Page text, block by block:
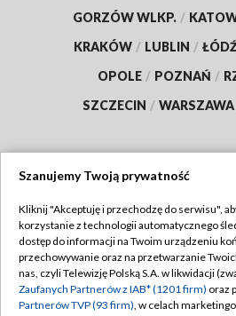
GORZÓW WLKP. /
KRAKÓW / LUBLIN /
OPOLE / POZNAŃ /
SZCZECIN / WARSZAWA
TVP
Abonament TVP
Emisja w TVP
Regulamin
Polityka
Szanujemy Twoją prywatność
Kliknij "Akceptuję i przechodzę do serwisu",
korzystanie z technologii automatycznego
dostęp do informacji na Twoim urządzeniu
przechowywanie oraz na przetwarzanie
nas, czyli Telewizję Polską S.A. w likwidacji
Zaufanych Partnerów z IAB* (1201 firm) oraz
Partnerów TVP (93 firm), w celach